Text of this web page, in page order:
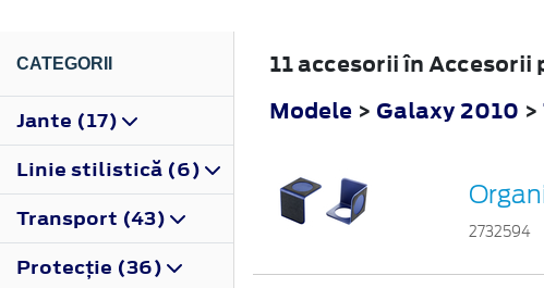
CATEGORII
Jante (17)
Linie stilistică (6)
Transport (43)
Protecţie (36)
11 accesorii în
Modele > Galaxy 2010 >
2732594